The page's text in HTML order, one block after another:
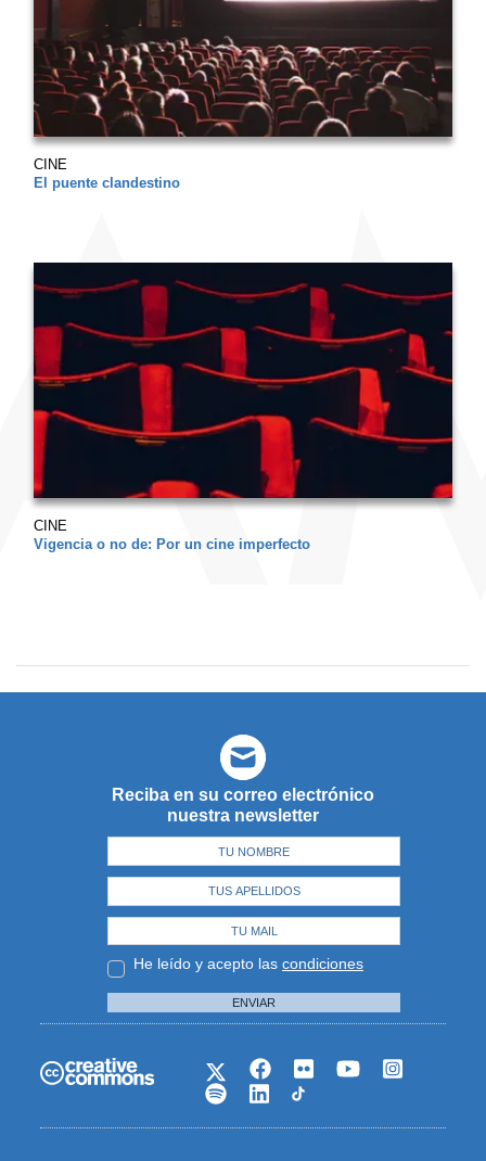
CINE
El puente clandestino
CINE
Vigencia o no de: Por un cine imperfecto
Reciba en su correo electrónico
nuestra newsletter
He leído y acepto las condiciones
ENVIAR